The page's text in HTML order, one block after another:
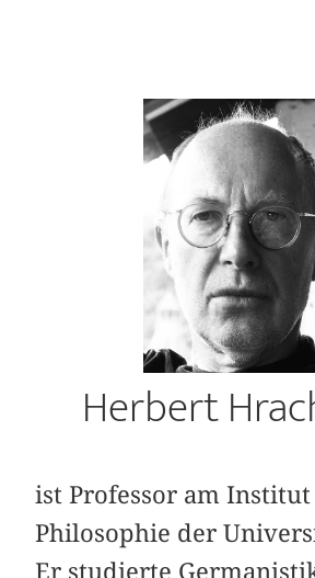
Herbert
ist Professor am
Philosophie der
Er studierte